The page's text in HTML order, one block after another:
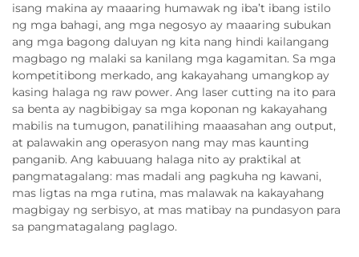
isang makina ay maaaring humawak ng iba’t ibang istilo
ng mga bahagi, ang mga negosyo ay maaaring subukan
ang mga bagong daluyan ng kita nang hindi kailangang
magbago ng malaki sa kanilang mga kagamitan. Sa mga
kompetitibong merkado, ang kakayahang umangkop ay
kasing halaga ng raw power. Ang laser cutting na ito para
sa benta ay nagbibigay sa mga koponan ng kakayahang
mabilis na tumugon, panatilihing maaasahan ang output,
at palawakin ang operasyon nang may mas kaunting
panganib. Ang kabuuang halaga nito ay praktikal at
pangmatagalang: mas madali ang pagkuha ng kawani,
mas ligtas na mga rutina, mas malawak na kakayahang
magbigay ng serbisyo, at mas matibay na pundasyon para
sa pangmatagalang paglago.